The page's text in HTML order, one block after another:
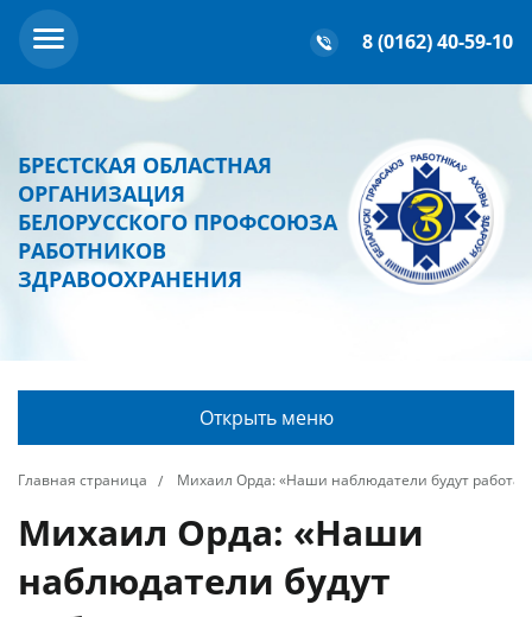
8 (0162) 40-59-10
БРЕСТСКАЯ ОБЛАСТНАЯ
ОРГАНИЗАЦИЯ
БЕЛОРУССКОГО ПРОФСОЮЗА
РАБОТНИКОВ
ЗДРАВООХРАНЕНИЯ
Открыть меню
Главная страница Михаил Орда: «Наши наблюдатели будут
Михаил Орда: «Наши
наблюдатели будут